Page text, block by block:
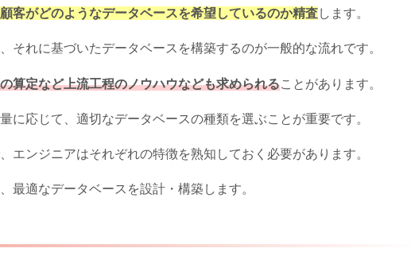
顧客がどのようなデータベースを希望しているのか精査します。
それに基づいたデータベースを構築するのが一般的な流れです。
算定など上流工程のノウハウなども求められることがあります。
に応じて、適切なデータベースの種類を選ぶことが重要です。
エンジニアはそれぞれの特徴を熟知しておく必要があります。
最適なデータベースを設計・構築します。